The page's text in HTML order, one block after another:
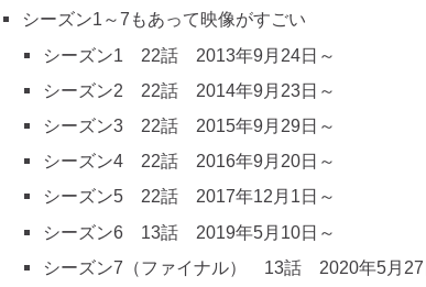
シーズン1～7もあって映像がすごい
シーズン1 22話 2013年9月24日～
シーズン2 22話 2014年9月23日～
シーズン3 22話 2015年9月29日～
シーズン4 22話 2016年9月20日～
シーズン5 22話 2017年12月1日～
シーズン6 13話 2019年5月10日～
シーズン7（ファイナル） 13話 2020年5月27